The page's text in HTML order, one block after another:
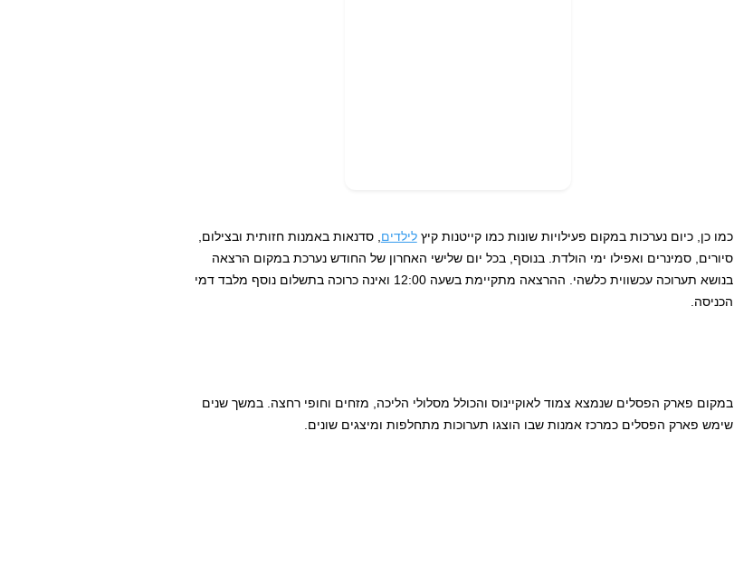
כמו כן, כיום נערכות במקום פעילויות שונות כמו קייטנות קיץלילדים , סדנאות באמנות חזותית ובצילום,
סיורים, סמינרים ואפילו ימי הולדת. בנוסף, בכל יום שלישי האחרון של החודש נערכת במקום הרצאה
בנושא תערוכה עכשווית כלשהי. ההרצאה מתקיימת בשעה 12:00 ואינה כרוכה בתשלום נוסף מלבד דמי
הכניסה.
במקום פארק הפסלים שנמצא צמוד לאוקיינוס ​​והכולל מסלולי הליכה, מזחים וחופי רחצה. במשך שנים
שימש פארק הפסלים כמרכז אמנות שבו הוצגו תערוכות מתחלפות ומיצגים שונים.